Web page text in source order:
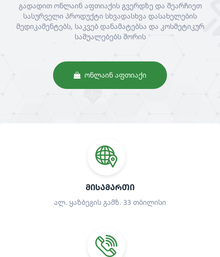
გადადით ონლაინ აფთიაქის გვერდზე და შეარჩიეთ
სასურველი პროდუქტი სხვადასხვა დასახელების
მედიკამენტებს, საკვებ დანამატებსა და კოსმეტიკურ
საშუალებებს შორის
ᲝᲜᲚᲐᲘᲜ ᲐᲤᲗᲘᲐᲥᲘ
ᲛᲘᲡᲐᲛᲐᲠᲗᲘ
ალ. ყაზბეგის გამზ. 33 თბილისი